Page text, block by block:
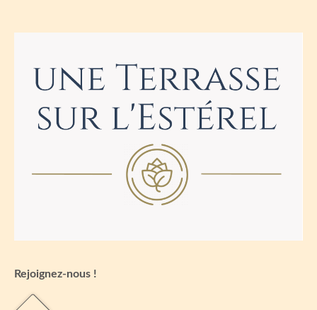
Rejoignez-nous !